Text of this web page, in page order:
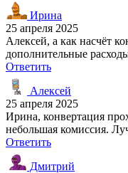
Ирина
25 апреля 2025
Алексей, а как насчёт
дополнительные
Ответить
Алексей
25 апреля 2025
Ирина, конвертация
небольшая комиссия.
Ответить
Дмитрий